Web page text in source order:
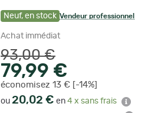
Neuf, en stock Vendeur professionnel
Achat immédiat
93,00 €
79,99 €
économisez 13 € [-14%]
ou 20,02 € en 4 x sans frais